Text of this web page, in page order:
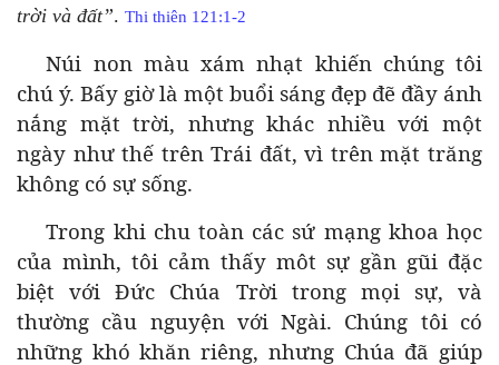
trời và đất”. Thi thiên 121:1-2
Núi non màu xám nhạt khiến chúng tôi
chú ý. Bấy giờ là một buổi sáng đẹp đẽ đầy ánh
nắng mặt trời, nhưng khác nhiều với một
ngày như thế trên Trái đất, vì trên mặt trăng
không có sự sống.
Trong khi chu toàn các sứ mạng khoa học
của mình, tôi cảm thấy môt sự gần gũi đặc
biệt với Đức Chúa Trời trong mọi sự, và
thường cầu nguyện với Ngài. Chúng tôi có
những khó khăn riêng, nhưng Chúa đã giúp